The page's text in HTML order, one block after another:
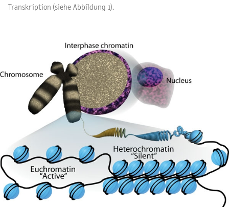
Transkription (siehe Abbildung 1).